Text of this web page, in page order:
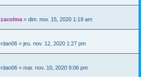
zacolma « dim. nov. 15, 2020 1:19 am
rdan06 « jeu. nov. 12, 2020 1:27 pm
rdan06 « mar. nov. 10, 2020 9:06 pm